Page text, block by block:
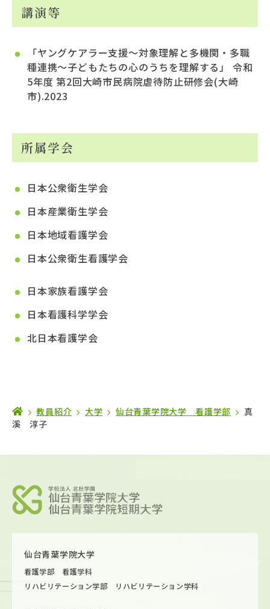
講演等
「ヤングケアラー支援～対象理解と多機関・多職
種連携～子どもたちの心のうちを理解する」 令和
5年度 第2回大崎市民病院虐待防止研修会(大崎
市).2023
所属学会
日本公衆衛生学会
日本産業衛生学会
日本地域看護学会
日本公衆衛生看護学会
日本家族看護学会
日本看護科学学会
北日本看護学会
教員紹介 大学 仙台青葉学院大学 看護学部
真
溪 淳子
仙台青葉学院大学
看護学部 看護学科
リハビリテーション学部 リハビリテーション学科